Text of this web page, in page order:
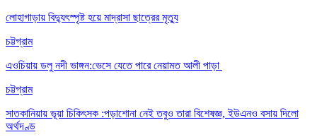
লোহাগাড়ায় বিদ্যুৎস্পৃষ্ট হয়ে মাদ্রাসা ছাত্রের মৃত্যু
চট্টগ্রাম
এওচিয়ায় ডলু নদী ভাঙ্গন:ভেসে যেতে পারে নেয়ামত আলী পাড়া
চট্টগ্রাম
সাতকানিয়ায় ভূয়া চিকিৎসক :পড়াশোনা নেই তবুও তারা বিশেষজ্ঞ, ইউএনও বসায় দিলো
অর্থদণ্ড